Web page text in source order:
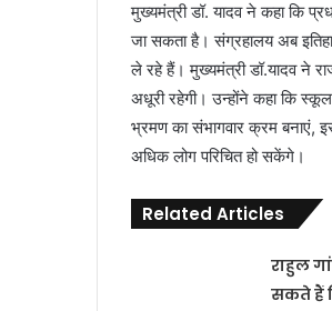
मुख्यमंत्री डॉ. यादव ने कहा कि
जा सकता है। संग्रहालय अब
ले रहे हैं। मुख्यमंत्री डॉ.यादव ने
अधूरी रहेगी। उन्होंने कहा कि
भ्रमण का संभागवार क्रम बनाएं,
अधिक लोग परिचित हो सकेंगे।
Related Articles
राहुल
सकते हैं